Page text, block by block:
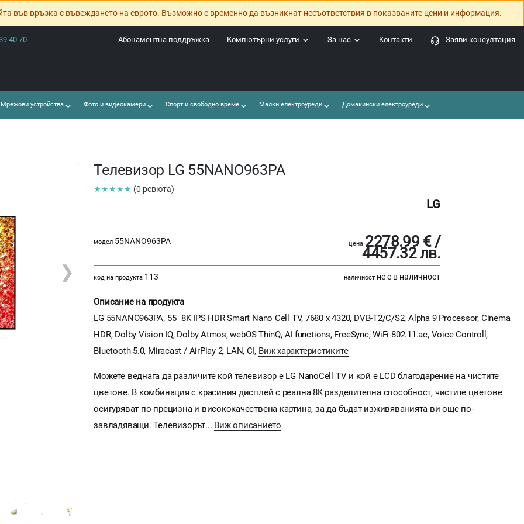
във връзка с въвеждането на еврото. Възможно е временно да възникнат несъответствия в показваните цени и информация.
40 70 Заяви консултация
Контакти
За нас
Компютърни услуги
Абонаментна поддръжка
устройства Фото и видеокамери Спорт и свободно време Малки електроуреди Домакински електроуреди
❯
Телевизор LG 55NANO963PA
★★★★★ (0 ревюта)
LG
модел 55NANO963PA цена 2278.99 € /
4457.32 лв.
код на продукта 113 наличност не е в наличност
Описание на продукта
LG 55NANO963PA, 55" 8K IPS HDR Smart Nano Cell TV, 7680 x 4320, DVB-T2/C/S2, Alpha 9 Processor, Cinema
HDR, Dolby Vision IQ, Dolby Atmos, webOS ThinQ, AI functions, FreeSync, WiFi 802.11.ac, Voice Controll,
Bluetooth 5.0, Miracast / AirPlay 2, LAN, CI, Виж характеристиките
Можете веднага да различите кой телевизор е LG NanoCell TV и кой е LCD благодарение на чистите
цветове. В комбинация с красивия дисплей с реална 8K разделителна способност, чистите цветове
осигуряват по-прецизна и висококачествена картина, за да бъдат изживяванията ви още по-
завладяващи. Телевизорът... Виж описанието